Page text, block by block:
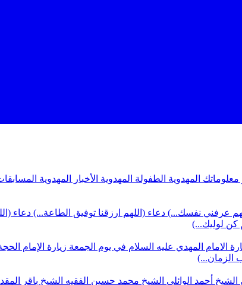
معلوماتك المهدوية الطفولة المهدوية الأخبار المهدوية
عرفني نفسك...) دعاء (اللهم ارزقنا توفيق الطاعة...) دعاء
كن لوليك...)
الامام المهدي عليه السلام في يوم الجمعة زيارة الإمام
الزمان...)
الشيخ أحمد الوائلي الشيخ محمد حسين الفقيه الشيخ باقر